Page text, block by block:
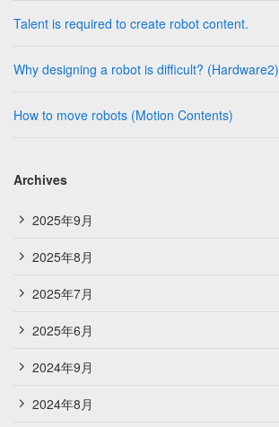
Talent is required to create robot content.
Why designing a robot is difficult? (Hardware2)
How to move robots (Motion Contents)
Archives
2025年9月
2025年8月
2025年7月
2025年6月
2024年9月
2024年8月